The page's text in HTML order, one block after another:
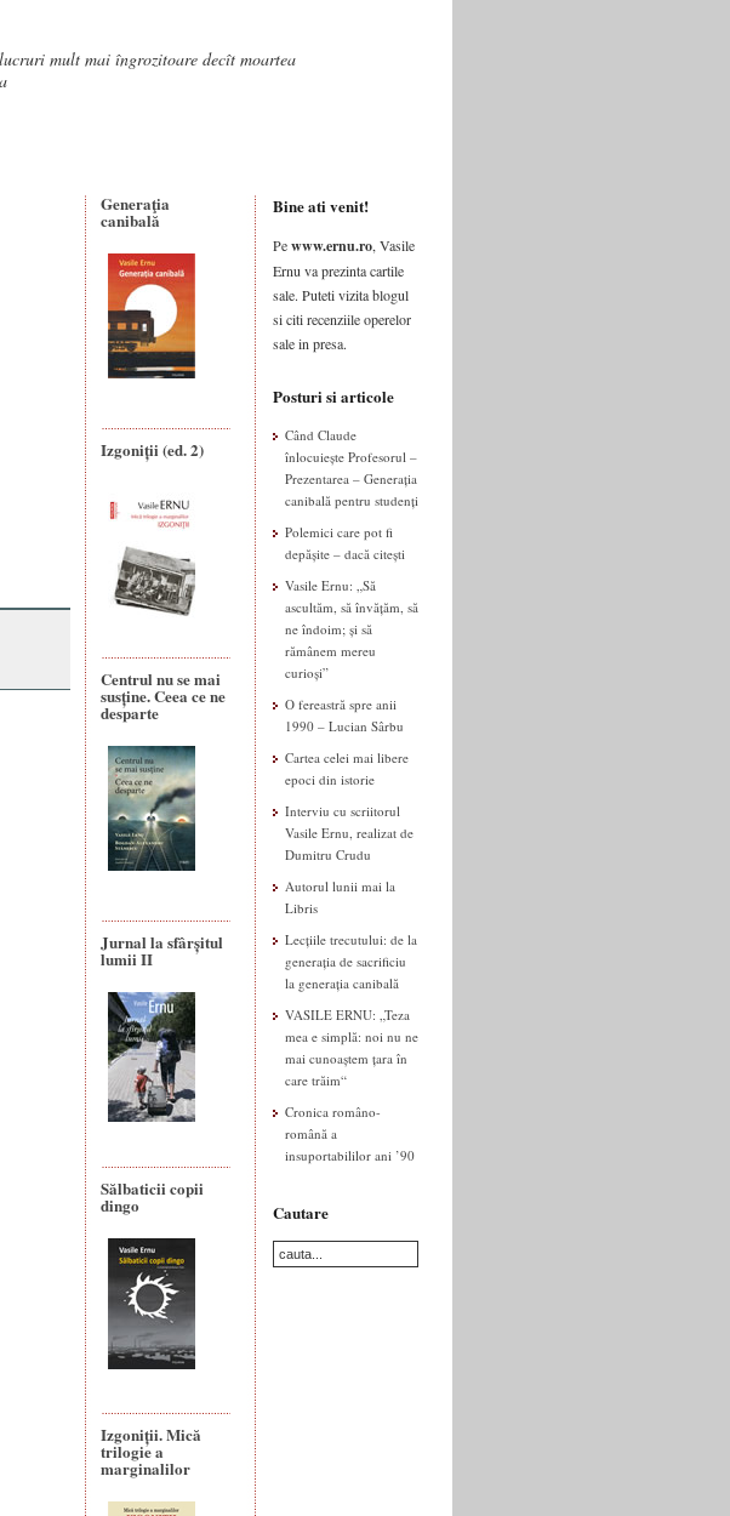
mult mai îngrozitoare decît moartea
Generaţia
canibală
Izgoniții (ed. 2)
Centrul nu se mai
susține. Ceea ce ne
desparte
Jurnal la sfârșitul
lumii II
Sălbaticii copii
dingo
Izgoniții. Mică
trilogie a
marginalilor
Bine ati venit!
Pewww.ernu.ro, Vasile
Ernu va prezinta cartile
sale. Puteti vizita blogul
si citi recenziile operelor
sale in presa.
Posturi si articole
Când Claude
înlocuiește Profesorul –
Prezentarea – Generația
canibală pentru studenți
Polemici care pot fi
depășite – dacă citești
Vasile Ernu: „Să
ascultăm, să învățăm, să
ne îndoim; și să
rămânem mereu
curioși”
O fereastră spre anii
1990 – Lucian Sârbu
Cartea celei mai libere
epoci din istorie
Interviu cu scriitorul
Vasile Ernu, realizat de
Dumitru Crudu
Autorul lunii mai la
Libris
Lecțiile trecutului: de la
generația de sacrificiu
la generația canibală
VASILE ERNU: „Teza
mea e simplă: noi nu ne
mai cunoaștem țara în
care trăim“
Cronica româno-
română a
insuportabililor ani ’90
Cautare